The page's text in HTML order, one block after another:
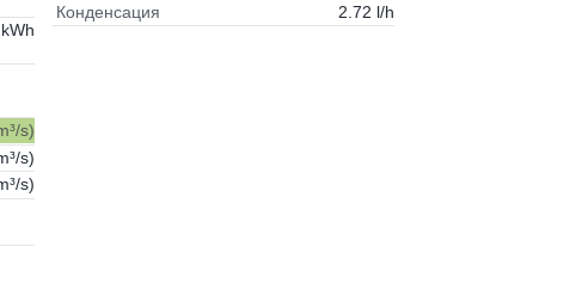
s)
s)
s)
Конденсация 2.72 l/h